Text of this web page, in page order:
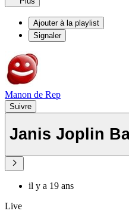
Ajouter à la playlist
Signaler
Manon de Rep
Suivre
il y a 19 ans
Live